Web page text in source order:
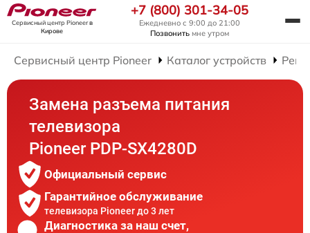
Сервисный центр Pioneerв
Кирове
+7 (800) 301-34-05
Ежедневно с 9:00 до 21:00
Позвонить мне утром
Сервисный центр Pioneer Каталог устройств
Замена разъема питания
телевизора
Pioneer PDP-SX4280D
Официальный сервис
Гарантийное обслуживание
телевизора Pioneer до 3 лет
Диагностика за наш счет,